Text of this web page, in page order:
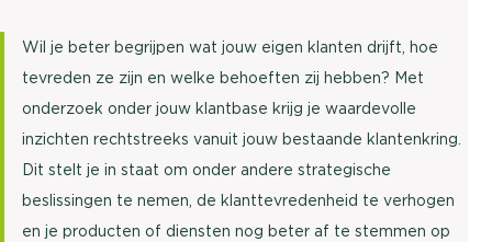
Wil je beter begrijpen wat jouw eigen klanten drijft, hoe
tevreden ze zijn en welke behoeften zij hebben? Met
onderzoek onder jouw klantbase krijg je waardevolle
inzichten rechtstreeks vanuit jouw bestaande klantenkring.
Dit stelt je in staat om onder andere strategische
beslissingen te nemen, de klanttevredenheid te verhogen
en je producten of diensten nog beter af te stemmen op